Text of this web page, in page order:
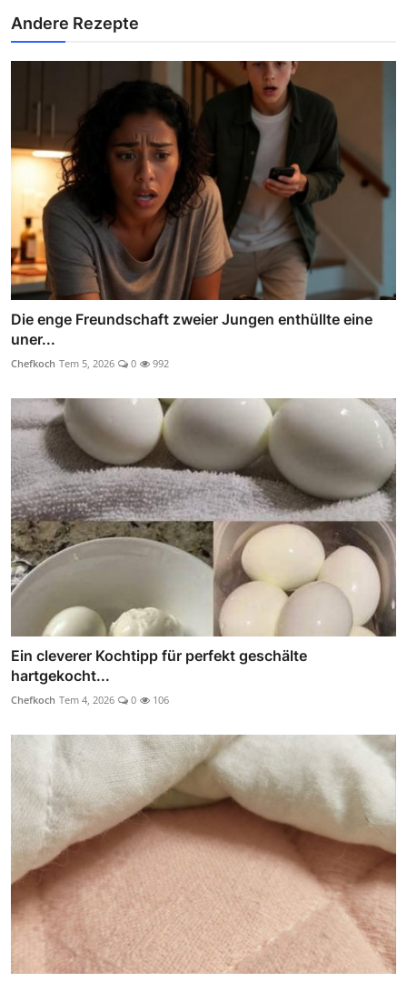
Andere Rezepte
Die enge Freundschaft zweier Jungen enthüllte eine
uner...
Chefkoch Tem 5, 2026 0 992
Ein cleverer Kochtipp für perfekt geschälte
hartgekocht...
Chefkoch Tem 4, 2026 0 106